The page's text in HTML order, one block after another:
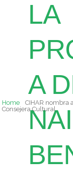
LA
A
Home
CIHAR nombra
Consejera Cultural.